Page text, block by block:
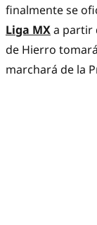
finalmente se
Liga MXa partir
de Hierro
marchará de la